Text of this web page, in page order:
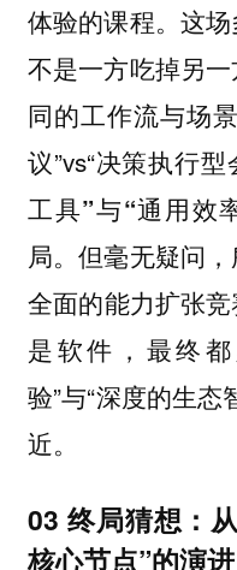
体验的课程。这
不是一方吃掉另
同的工作流与场
议”vs“决策执行
工具”与“通用效
局。但毫无疑问
全面的能力扩张
是软件，最终
验”与“深度的生态
近。
03 终局猜想：
核心节点”的演进